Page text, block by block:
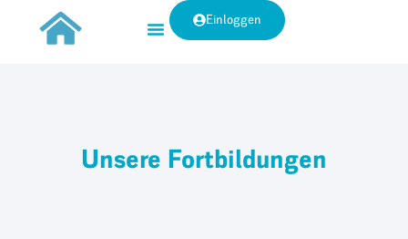
Einloggen
Unsere Fortbildungen